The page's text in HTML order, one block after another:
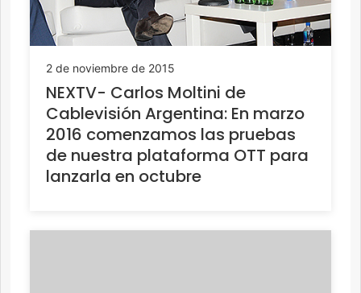
2 de noviembre de 2015
NEXTV- Carlos Moltini de
Cablevisión Argentina: En marzo
2016 comenzamos las pruebas
de nuestra plataforma OTT para
lanzarla en octubre